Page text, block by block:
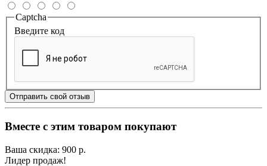
Captcha
Введите код
Отправить свой отзыв
Вместе с этим товаром покупают
Ваша скидка: 900 р.
Лидер продаж!